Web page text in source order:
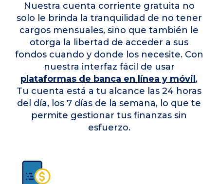
Nuestra cuenta corriente gratuita no
solo le brinda la tranquilidad de no tener
cargos mensuales, sino que también le
otorga la libertad de acceder a sus
fondos cuando y donde los necesite. Con
nuestra interfaz fácil de usar
plataformas de banca en línea y móvil ,
Tu cuenta está a tu alcance las 24 horas
del día, los 7 días de la semana, lo que te
permite gestionar tus finanzas sin
esfuerzo.